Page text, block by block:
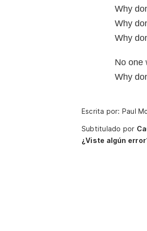
Why
Why
Why
No one
Why
Escrita por: Paul
Subtitulado por
¿Viste algún